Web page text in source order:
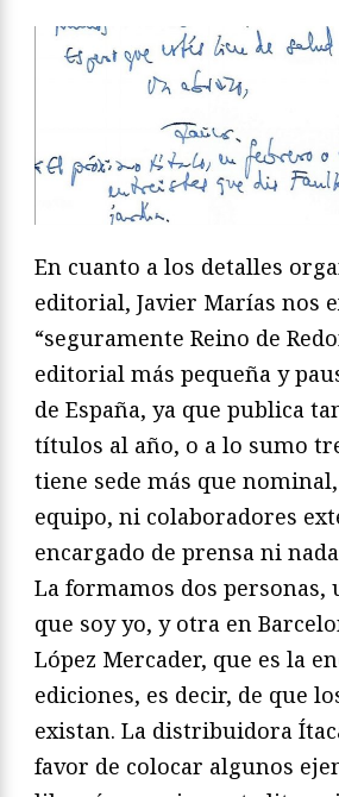
En cuanto a los detalles
editorial, Javier Marías nos
“seguramente Reino de
editorial más pequeña y
de España, ya que publica
títulos al año, o a lo sumo
tiene sede más que
equipo, ni colaboradores
encargado de prensa ni
La formamos dos personas,
que soy yo, y otra en
López Mercader, que es la
ediciones, es decir, de que
existan. La distribuidora
favor de colocar algunos